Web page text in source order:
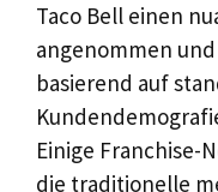
Taco Bell einen
angenommen
basierend auf
Einige Franchise-
die traditionelle